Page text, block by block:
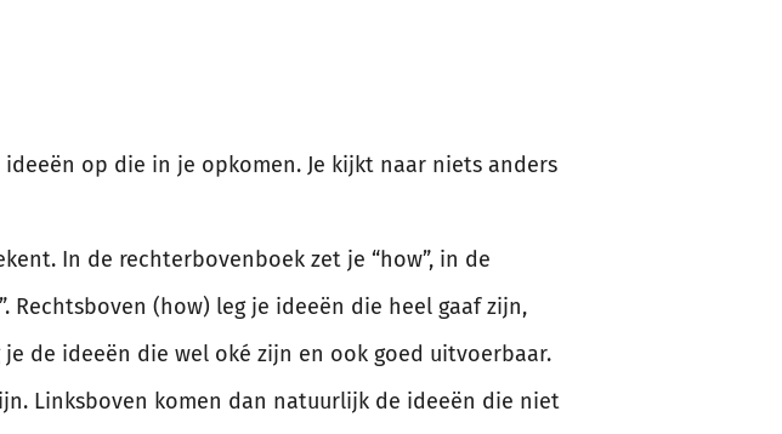
op die in je opkomen. Je kijkt naar niets anders
In de rechterbovenboek zet je “how”, in de
Rechtsboven (how) leg je ideeën die heel gaaf zijn,
de ideeën die wel oké zijn en ook goed uitvoerbaar.
Linksboven komen dan natuurlijk de ideeën die niet